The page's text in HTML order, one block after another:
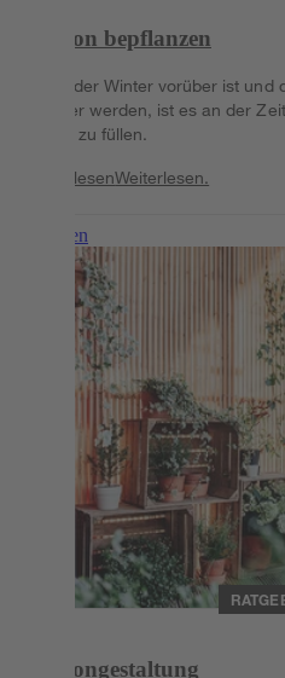
Balkon bepflanzen
Wenn der Winter vorüber ist
wärmer werden, ist es an der
Leben zu füllen.
WeiterlesenWeiterlesen.
Weiterlesen
Balkongestaltung